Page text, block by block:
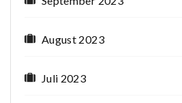
August 2023
Juli 2023